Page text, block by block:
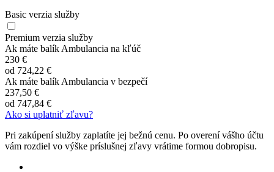
Basic verzia služby
Premium verzia služby
Ak máte balík Ambulancia na kľúč
230 €
od 724,22 €
Ak máte balík Ambulancia v bezpečí
237,50 €
od 747,84 €
Ako si uplatniť zľavu?
Pri zakúpení služby zaplatíte jej bežnú cenu. Po overení vášho účtu
vám rozdiel vo výške príslušnej zľavy vrátime formou dobropisu.